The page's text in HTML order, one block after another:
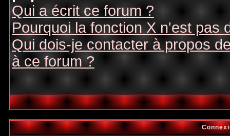
Qui a écrit ce forum ?
Pourquoi la fonction X n'est pas
Qui dois-je contacter à propos
à ce forum ?